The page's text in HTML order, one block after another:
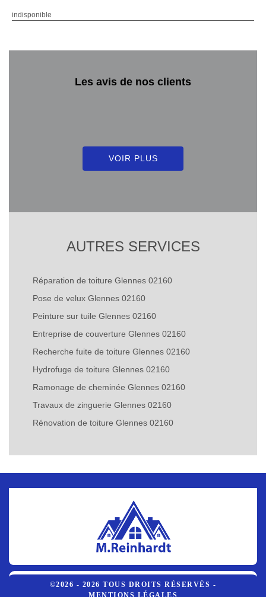
indisponible
Les avis de nos clients
VOIR PLUS
AUTRES SERVICES
Réparation de toiture Glennes 02160
Pose de velux Glennes 02160
Peinture sur tuile Glennes 02160
Entreprise de couverture Glennes 02160
Recherche fuite de toiture Glennes 02160
Hydrofuge de toiture Glennes 02160
Ramonage de cheminée Glennes 02160
Travaux de zinguerie Glennes 02160
Rénovation de toiture Glennes 02160
©2026 - 2026 TOUS DROITS RÉSERVÉS -
MENTIONS LÉGALES